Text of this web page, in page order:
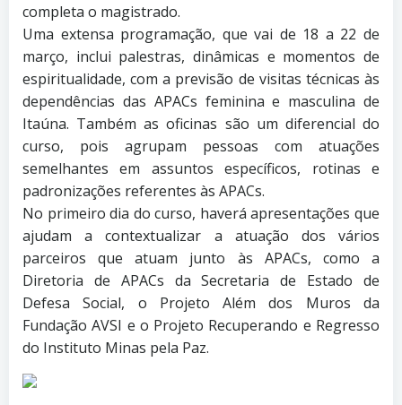
completa o magistrado.
Uma extensa programação, que vai de 18 a 22 de
março, inclui palestras, dinâmicas e momentos de
espiritualidade, com a previsão de visitas técnicas às
dependências das APACs feminina e masculina de
Itaúna. Também as oficinas são um diferencial do
curso, pois agrupam pessoas com atuações
semelhantes em assuntos específicos, rotinas e
padronizações referentes às APACs.
No primeiro dia do curso, haverá apresentações que
ajudam a contextualizar a atuação dos vários
parceiros que atuam junto às APACs, como a
Diretoria de APACs da Secretaria de Estado de
Defesa Social, o Projeto Além dos Muros da
Fundação AVSI e o Projeto Recuperando e Regresso
do Instituto Minas pela Paz.